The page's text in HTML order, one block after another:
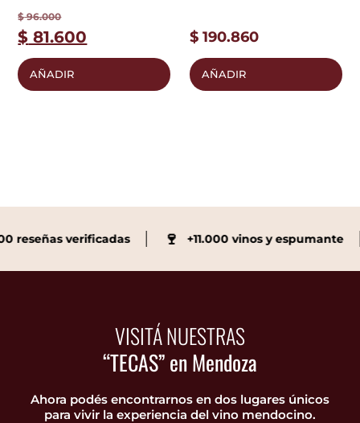
$96.000
$ 81.600
AÑADIR
$ 190.860
AÑADIR
verificadas 🍷 +11.000 vinos y espumante 💯
VISITÁ NUESTRAS
“TECAS” en Mendoza
Ahora podés encontrarnos en dos lugares únicos
para vivir la experiencia del vino mendocino.